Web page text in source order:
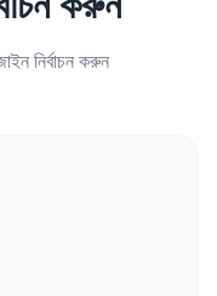
নির্বাচন করুন